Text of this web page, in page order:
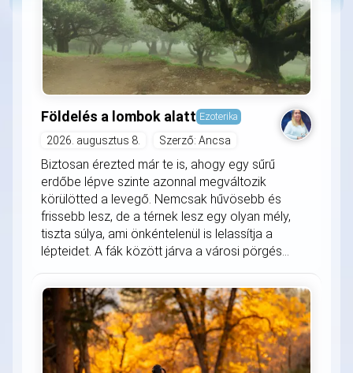
Földelés a lombok alatt Ezoterika
2026. augusztus 8. Szerző: Ancsa
Biztosan érezted már te is, ahogy egy sűrű
erdőbe lépve szinte azonnal megváltozik
körülötted a levegő. Nemcsak hűvösebb és
frissebb lesz, de a térnek lesz egy olyan mély,
tiszta súlya, ami önkéntelenül is lelassítja a
lépteidet. A fák között járva a városi pörgés...